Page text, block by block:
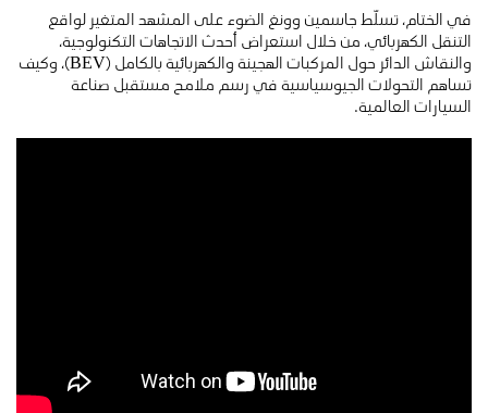
في الختام، تسلّط جاسمين وونغ الضوء على المشهد المتغير لواقع
التنقل الكهربائي، من خلال استعراض أحدث الاتجاهات التكنولوجية،
والنقاش الدائر حول المركبات الهجينة والكهربائية بالكامل (BEV)، وكيف
تساهم التحولات الجيوسياسية في رسم ملامح مستقبل صناعة
السيارات العالمية.